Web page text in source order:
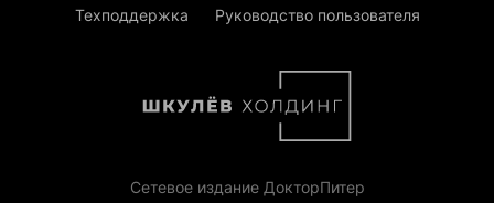
Техподдержка
Руководство пользователя
Сетевое издание ДокторПитер